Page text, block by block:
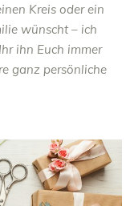
Kreis oder ein
wünscht – ich
ihn Euch immer
ganz persönliche